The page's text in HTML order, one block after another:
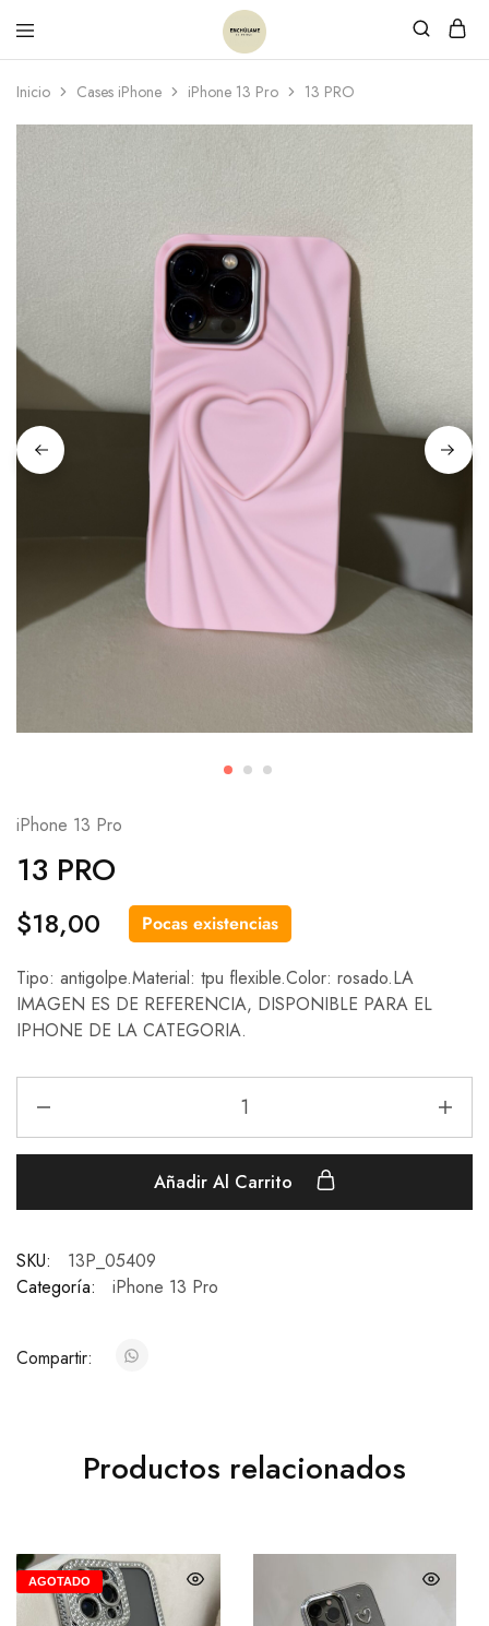
Inicio Cases iPhone iPhone 13 Pro 13 PRO
iPhone 13 Pro
13 PRO
$18,00 Pocas existencias
Tipo: antigolpe.Material: tpu flexible.Color: rosado.LA
IMAGEN ES DE REFERENCIA, DISPONIBLE PARA EL
IPHONE DE LA CATEGORIA.
Añadir Al Carrito
SKU:
13P_05409
Categoría:
iPhone 13 Pro
Compartir:
Productos relacionados
AGOTADO